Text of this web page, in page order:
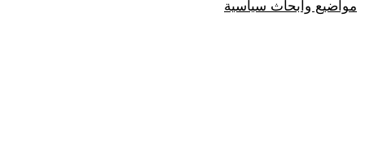
مواضيع وابحاث سياسية